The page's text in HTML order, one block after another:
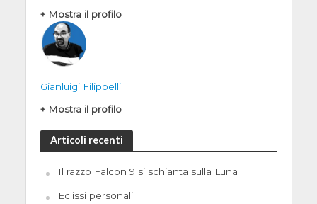
+ Mostra il profilo
Gianluigi Filippelli
+ Mostra il profilo
Articoli recenti
Il razzo Falcon 9 si schianta sulla Luna
Eclissi personali